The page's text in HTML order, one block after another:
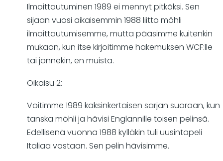
Ilmoittautuminen 1989 ei mennyt pitkäksi. Sen
sijaan vuosi aikaisemmin 1988 liitto möhli
ilmoittautumisemme, mutta pääsimme kuitenkin
mukaan, kun itse kirjoitimme hakemuksen WCF:lle
tai jonnekin, en muista.
Oikaisu 2:
Voitimme 1989 kaksinkertaisen sarjan suoraan, kun
tanska möhli ja hävisi Englannille toisen pelinsä.
Edellisenä vuonna 1988 kylläkin tuli uusintapeli
Italiaa vastaan. Sen pelin hävisimme.